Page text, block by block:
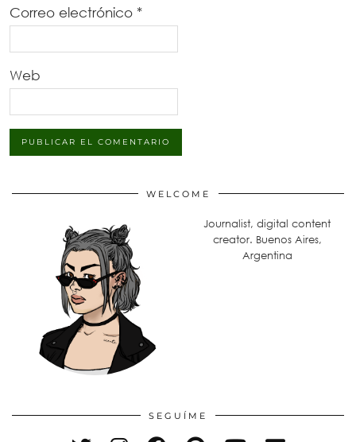
Correo electrónico *
Web
WELCOME
Journalist, digital content
creator. Buenos Aires,
Argentina
SEGUÍME